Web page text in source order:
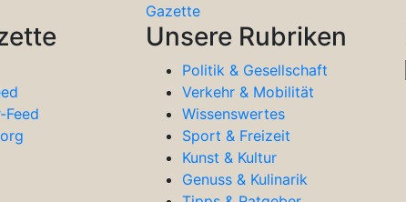
Gazette
Feed
Unsere Rubriken
Politik & Gesellschaft
Verkehr & Mobilität
Wissenswertes
Sport & Freizeit
Kunst & Kultur
Genuss & Kulinarik